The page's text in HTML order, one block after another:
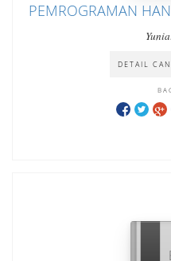
PEMROGRAMAN
DETAIL